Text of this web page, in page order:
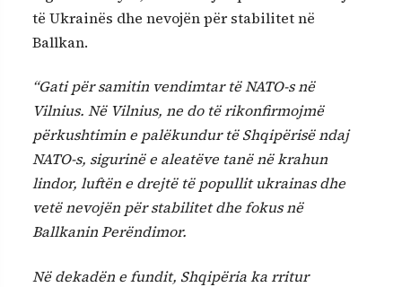
të Ukrainës dhe nevojën për stabilitet në
Ballkan.
“Gati për samitin vendimtar të NATO-s në
Vilnius. Në Vilnius, ne do të rikonfirmojmë
përkushtimin e palëkundur të Shqipërisë ndaj
NATO-s, sigurinë e aleatëve tanë në krahun
lindor, luftën e drejtë të popullit ukrainas dhe
vetë nevojën për stabilitet dhe fokus në
Ballkanin Perëndimor.
Në dekadën e fundit, Shqipëria ka rritur